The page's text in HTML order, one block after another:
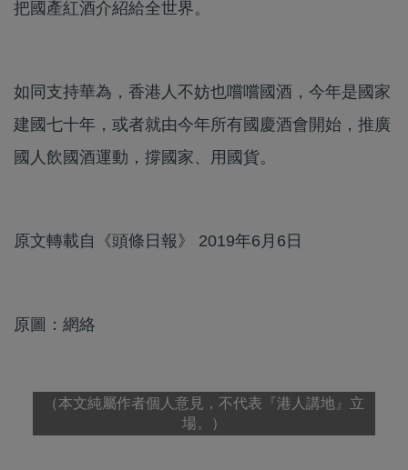
把國產紅酒介紹給全世界。
如同支持華為，香港人不妨也嚐嚐國酒，今年是國家
建國七十年，或者就由今年所有國慶酒會開始，推廣
國人飲國酒運動，撐國家、用國貨。
原文轉載自《頭條日報》 2019年6月6日
原圖：網絡
（本文純屬作者個人意見，不代表『港人講地』立
場。）